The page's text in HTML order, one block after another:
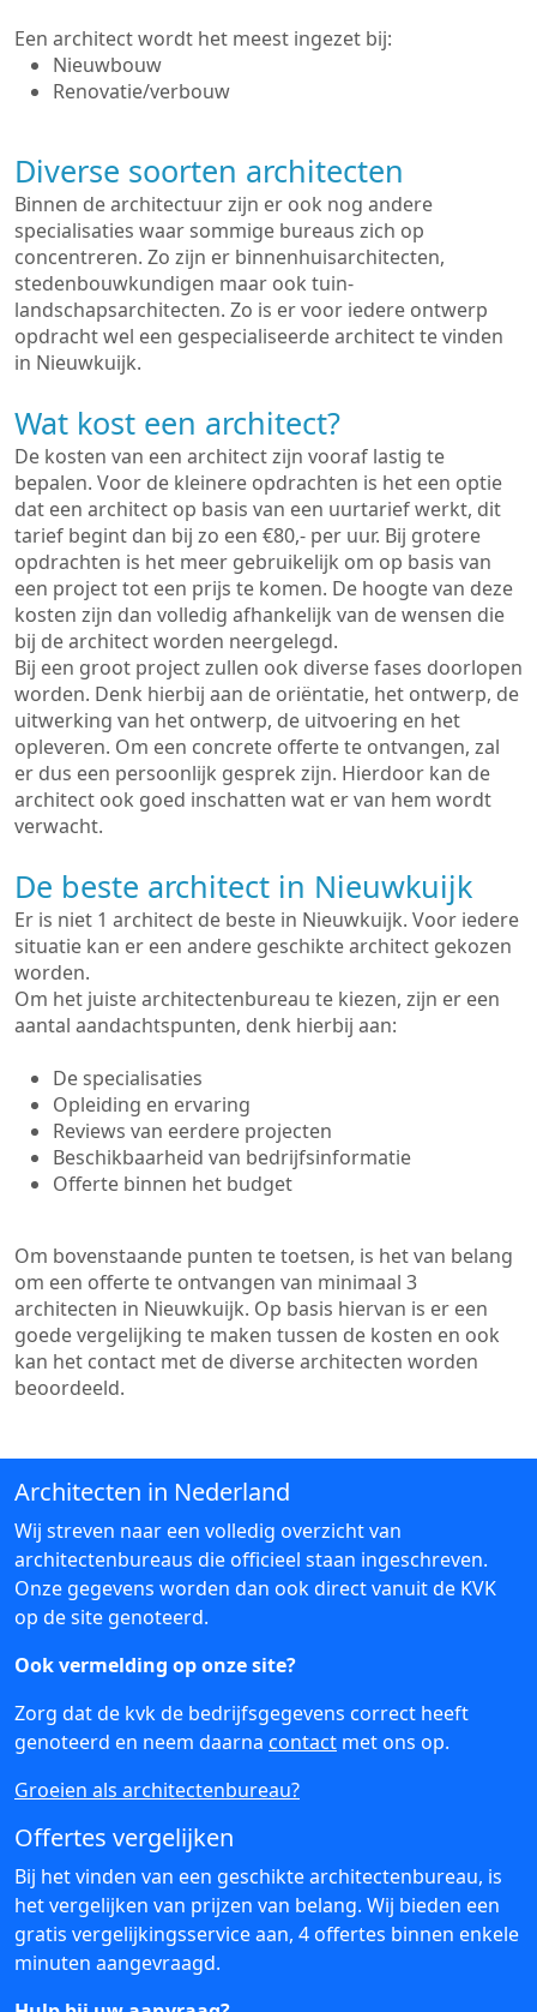
Een architect wordt het meest ingezet bij:
Nieuwbouw
Renovatie/verbouw
Diverse soorten architecten
Binnen de architectuur zijn er ook nog andere
specialisaties waar sommige bureaus zich op
concentreren. Zo zijn er binnenhuisarchitecten,
stedenbouwkundigen maar ook tuin-
landschapsarchitecten. Zo is er voor iedere ontwerp
opdracht wel een gespecialiseerde architect te vinden
in Nieuwkuijk.
Wat kost een architect?
De kosten van een architect zijn vooraf lastig te
bepalen. Voor de kleinere opdrachten is het een optie
dat een architect op basis van een uurtarief werkt, dit
tarief begint dan bij zo een €80,- per uur. Bij grotere
opdrachten is het meer gebruikelijk om op basis van
een project tot een prijs te komen. De hoogte van deze
kosten zijn dan volledig afhankelijk van de wensen die
bij de architect worden neergelegd.
Bij een groot project zullen ook diverse fases doorlopen
worden. Denk hierbij aan de oriëntatie, het ontwerp, de
uitwerking van het ontwerp, de uitvoering en het
opleveren. Om een concrete offerte te ontvangen, zal
er dus een persoonlijk gesprek zijn. Hierdoor kan de
architect ook goed inschatten wat er van hem wordt
verwacht.
De beste architect in Nieuwkuijk
Er is niet 1 architect de beste in Nieuwkuijk. Voor iedere
situatie kan er een andere geschikte architect gekozen
worden.
Om het juiste architectenbureau te kiezen, zijn er een
aantal aandachtspunten, denk hierbij aan:
De specialisaties
Opleiding en ervaring
Reviews van eerdere projecten
Beschikbaarheid van bedrijfsinformatie
Offerte binnen het budget
Om bovenstaande punten te toetsen, is het van belang
om een offerte te ontvangen van minimaal 3
architecten in Nieuwkuijk. Op basis hiervan is er een
goede vergelijking te maken tussen de kosten en ook
kan het contact met de diverse architecten worden
beoordeeld.
Architecten in Nederland
Wij streven naar een volledig overzicht van
architectenbureaus die officieel staan ingeschreven.
Onze gegevens worden dan ook direct vanuit de KVK
op de site genoteerd.
Ook vermelding op onze site?
Zorg dat de kvk de bedrijfsgegevens correct heeft
genoteerd en neem daarna contact met ons op.
Groeien als architectenbureau?
Offertes vergelijken
Bij het vinden van een geschikte architectenbureau, is
het vergelijken van prijzen van belang. Wij bieden een
gratis vergelijkingsservice aan, 4 offertes binnen enkele
minuten aangevraagd.